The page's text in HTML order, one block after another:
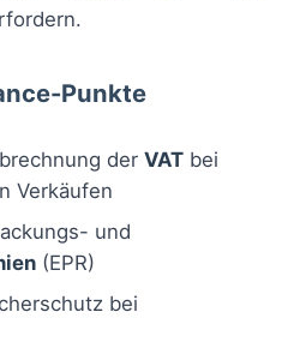
Punkte
der VAT bei
Verkäufen
und
(EPR)
bei